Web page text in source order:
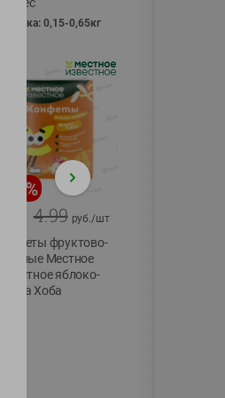
фасовка: 0,15-0,65кг
%
4.99 руб./шт
Конфеты фруктово-
ягодные Местное
известное яблоко-
тыква Хоба